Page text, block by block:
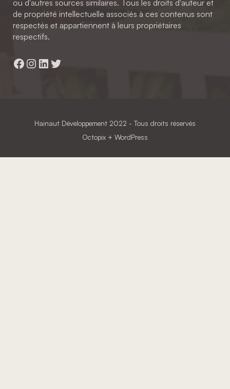
ou d'autres sources similaires. Tous les droits d'auteur et
de propriété intellectuelle associés à ces contenus sont
respectés et appartiennent à leurs propriétaires
respectifs.
Facebook
Instagram
LinkedIn
Twitter
Hainaut Développement 2022 - Tous droits réservés
Octopix + WordPress